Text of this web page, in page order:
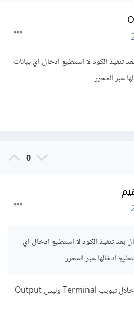
تنفيذ الكود لا استطيع ادخال اي بيانات
عبر المحرر
0
بعد تنفيذ الكود لا استطيع ادخال اي
ادخالها عبر المحرر
تأكد من تشغيل السكريبت من خلال تبويب Terminal وليس Output